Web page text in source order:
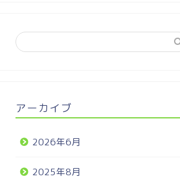
アーカイブ
2026年6月
2025年8月